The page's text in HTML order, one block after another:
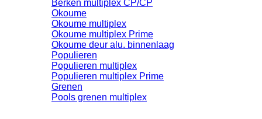
Berken multiplex CP/CP
Okoume
Okoume multiplex
Okoume multiplex Prime
Okoume deur alu. binnenlaag
Populieren
Populieren multiplex
Populieren multiplex Prime
Grenen
Pools grenen multiplex